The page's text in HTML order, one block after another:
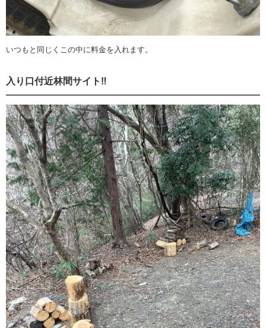
いつもと同じくこの中に料金を入れます。
入り口付近林間サイト‼️